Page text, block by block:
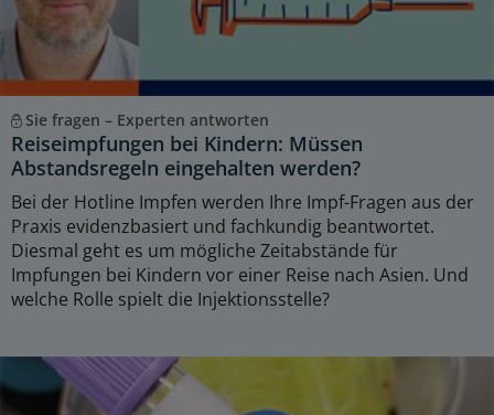
Sie fragen – Experten antworten
Reiseimpfungen bei Kindern: Müssen
Abstandsregeln eingehalten werden?
Bei der Hotline Impfen werden Ihre Impf-Fragen aus der
Praxis evidenzbasiert und fachkundig beantwortet.
Diesmal geht es um mögliche Zeitabstände für
Impfungen bei Kindern vor einer Reise nach Asien. Und
welche Rolle spielt die Injektionsstelle?